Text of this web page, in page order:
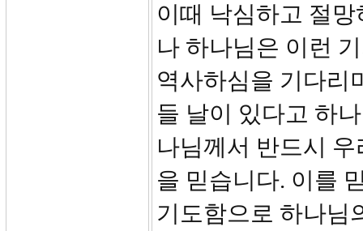
이때 낙심하고 절
나 하나님은 이런
역사하심을 기다리
들 날이 있다고 하
나님께서 반드시
을 믿습니다. 이를
기도함으로 하나님